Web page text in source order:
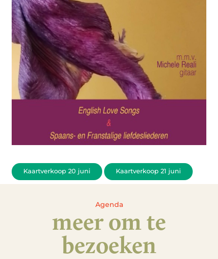
Kaartverkoop 20 juni Kaartverkoop 21 juni
Agenda
meer om te
bezoeken